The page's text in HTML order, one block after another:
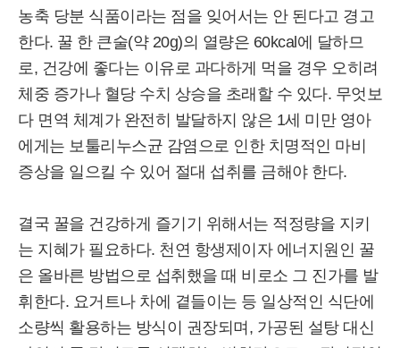
농축 당분 식품이라는 점을 잊어서는 안 된다고 경고
한다. 꿀 한 큰술(약 20g)의 열량은 60kcal에 달하므
로, 건강에 좋다는 이유로 과다하게 먹을 경우 오히려
체중 증가나 혈당 수치 상승을 초래할 수 있다. 무엇보
다 면역 체계가 완전히 발달하지 않은 1세 미만 영아
에게는 보툴리누스균 감염으로 인한 치명적인 마비
증상을 일으킬 수 있어 절대 섭취를 금해야 한다.
결국 꿀을 건강하게 즐기기 위해서는 적정량을 지키
는 지혜가 필요하다. 천연 항생제이자 에너지원인 꿀
은 올바른 방법으로 섭취했을 때 비로소 그 진가를 발
휘한다. 요거트나 차에 곁들이는 등 일상적인 식단에
소량씩 활용하는 방식이 권장되며, 가공된 설탕 대신